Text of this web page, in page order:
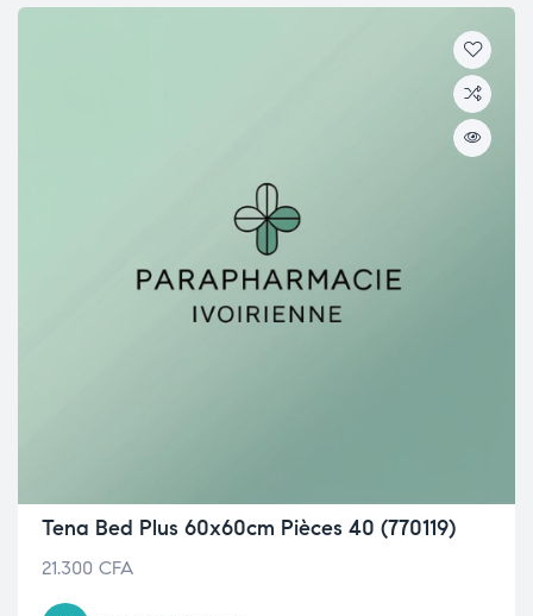
Tena Bed Plus 60x60cm Pièces 40 (770119)
21.300 CFA